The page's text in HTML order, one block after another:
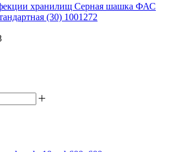
хранилищ Серная шашка ФАС
(30) 1001272